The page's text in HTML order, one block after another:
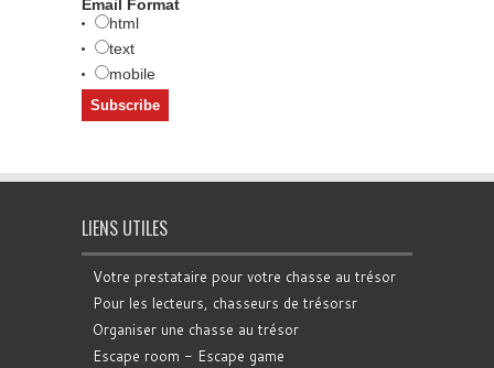
Email Format
html
text
mobile
LIENS UTILES
Votre prestataire pour votre chasse au trésor
Pour les lecteurs, chasseurs de trésorsr
Organiser une chasse au trésor
Escape room - Escape game